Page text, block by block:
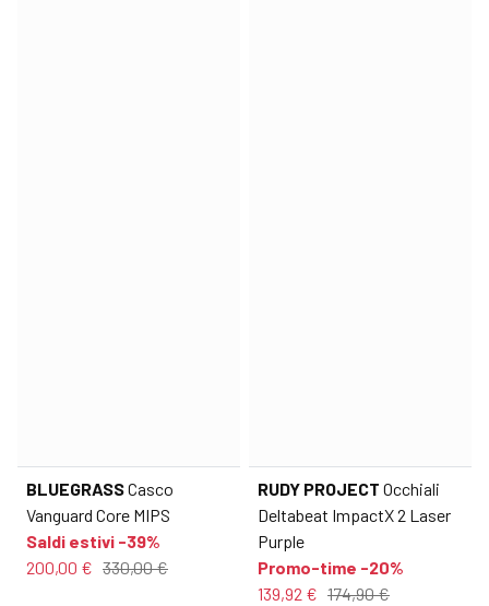
BLUEGRASSCasco
Vanguard Core MIPS
Saldi estivi -39%
200,00 € 330,00 €
RUDY PROJECT Occhiali
Deltabeat ImpactX 2 Laser
Purple
Promo-time -20%
139,92 € 174,90 €